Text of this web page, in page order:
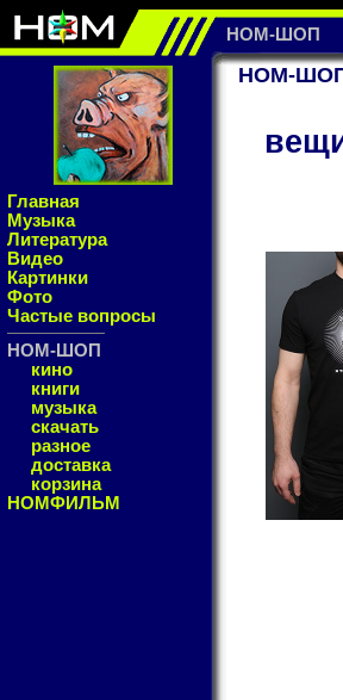
НОМ-ШОП
Главная
Музыка
Литература
Видео
Картинки
Фото
Частые вопросы
НОМ-ШОП
кино
книги
музыка
скачать
разное
доставка
корзина
НОМФИЛЬМ
НОМ-